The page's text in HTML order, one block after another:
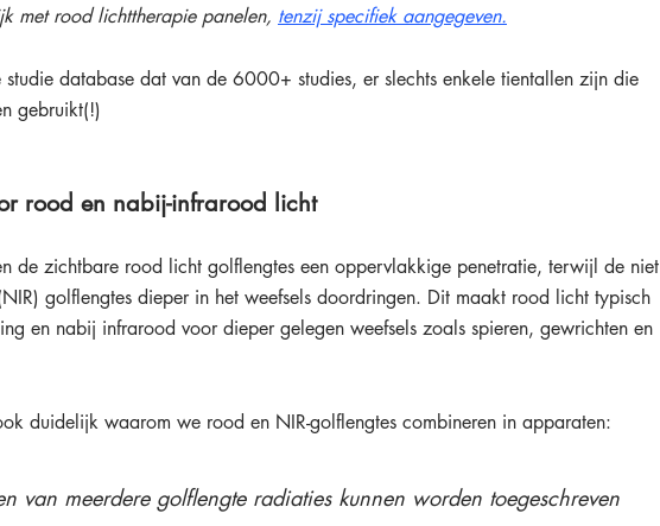
met rood lichttherapie panelen, tenzij specifiek aangegeven.
database dat van de 6000+ studies, er slechts enkele tientallen zijn die
gebruikt(!)
rood en nabij-infrarood licht
de zichtbare rood licht golflengtes een oppervlakkige penetratie, terwijl de niet
golflengtes dieper in het weefsels doordringen. Dit maakt rood licht typisch
en nabij infrarood voor dieper gelegen weefsels zoals spieren, gewrichten en
duidelijk waarom we rood en NIR-golflengtes combineren in apparaten:
van meerdere golflengte radiaties kunnen worden toegeschreven